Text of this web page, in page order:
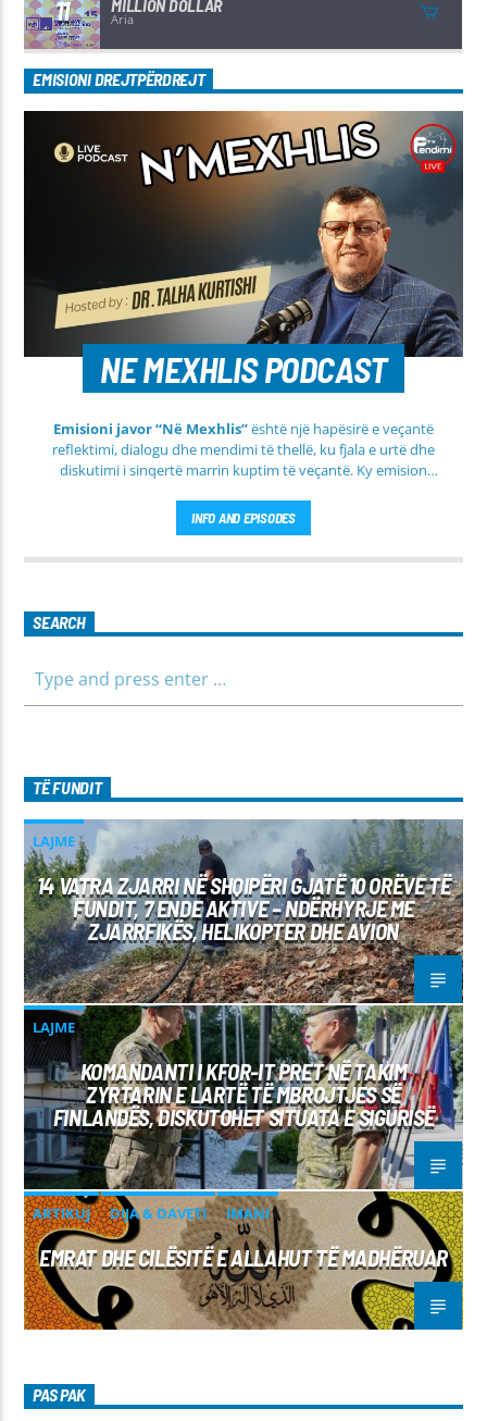
11 MILLION DOLLAR
Aria
EMISIONI DREJTPËRDREJT
NE MEXHLIS PODCAST
Emisioni javor “Në Mexhlis”është një hapësirë e veçantë
reflektimi, dialogu dhe mendimi të thellë, ku fjala e urtë dhe
diskutimi i sinqertë marrin kuptim të veçantë. Ky emision
publiku një formë komunikimi të hapur, të qetë dhe shumë
përmbajtësore
INFO AND EPISODES
SEARCH
TË FUNDIT
LAJME
14 VATRA ZJARRI NË SHQIPËRI GJATË 10 ORËVE TË
FUNDIT, 7 ENDE AKTIVE – NDËRHYRJE ME
ZJARRFIKËS, HELIKOPTER DHE AVION
LAJME
KOMANDANTI I KFOR-IT PRET NË TAKIM
ZYRTARIN E LARTË TË MBROJTJES SË
FINLANDËS, DISKUTOHET SITUATA E SIGURISË
ARTIKUJ DIJA & DAVETI IMANI
EMRAT DHE CILËSITË E ALLAHUT TË MADHËRUAR
PAS PAK